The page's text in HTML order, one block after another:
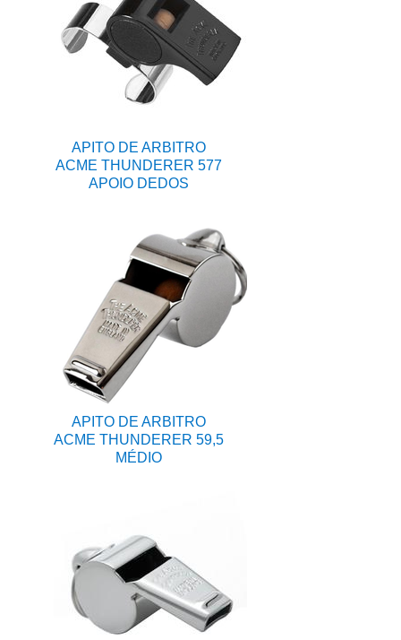
APITO DE ARBITRO
ACME THUNDERER 577
APOIO DEDOS
APITO DE ARBITRO
ACME THUNDERER 59,5
MÉDIO